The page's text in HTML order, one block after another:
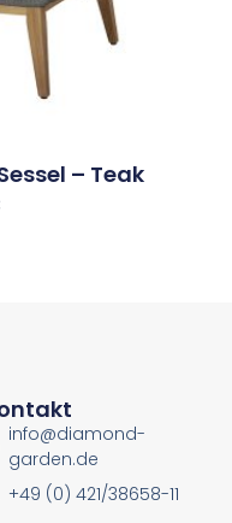
– Teak
info@diamond-
garden.de
+49 (0) 421/38658-11